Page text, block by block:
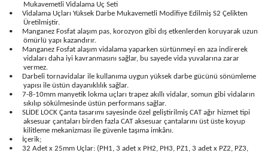
Mukavemetli Vidalama Uç Seti
•
Vidalama Uçları Yüksek Darbe Mukavemetli Modifiye Edilmiş S2 Çelikten
Üretilmiştir.
•
Manganez Fosfat alaşım pas, korozyon gibi dış etkenlerden koruyarak uzun
ömürlü yapı kazandırır.
•
Manganez Fosfat alaşım vidalama yaparken sürtünmeyi en aza indirerek
vidaları daha iyi kavranmasını sağlar, bu sayede vida yuvalarına zarar
vermez.
•
Darbeli tornavidalar ile kullanıma uygun yüksek darbe gücünü sönümleme
yapısı ile üstün dayanıklılık sağlar.
•
7-8-10mm manyetik lokma uçları trapez akıllı vidalar, somun gibi vidaların
sıkılıp sökülmesinde üstün performans sağlar.
•
SLİDE LOCK Çanta tasarımı sayesinde özel geliştirilmiş CAT ağır hizmet tipi
aksesuar çantaları birden fazla CAT aksesuar çantalarını üst üste koyup
kilitleme mekanizması ile güvenle taşıma imkânı.
•
İçerik;
•
32 Adet x 25mm Uçlar: (PH1, 3 adet x PH2, PH3, PZ1, 3 adet x PZ2, PZ3,